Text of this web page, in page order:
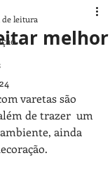
melhor
de leitura
varetas são
de trazer  um
ainda